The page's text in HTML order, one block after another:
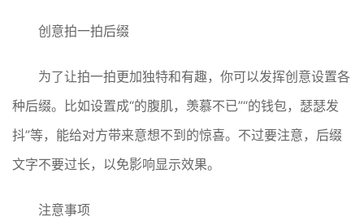
创意拍一拍后缀
为了让拍一拍更加独特和有趣，你可以发挥创意设置各
种后缀。比如设置成“的腹肌，羡慕不已”“的钱包，瑟瑟发
抖”等，能给对方带来意想不到的惊喜。不过要注意，后缀
文字不要过长，以免影响显示效果。
注意事项